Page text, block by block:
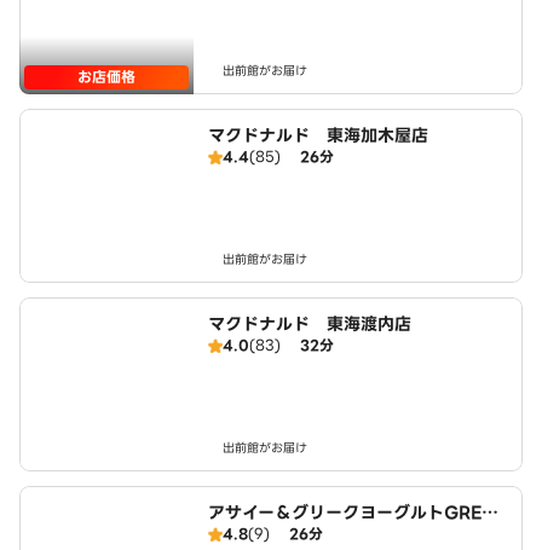
お店価格 出前館がお届け
マクドナルド 東海加木屋店
4.4(85) 26分
出前館がお届け
マクドナルド 東海渡内店
4.0(83) 32分
出前館がお届け
アサイー＆グリークヨーグルトGREEK
SPOON 東海店
4.8(9) 26分